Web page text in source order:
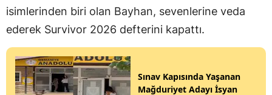
isimlerinden biri olan Bayhan, sevenlerine veda
ederek Survivor 2026 defterini kapattı.
Sınav Kapısında Yaşanan
Mağduriyet Adayı İsyan